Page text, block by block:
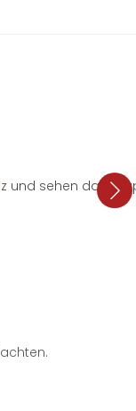
sehen dazu